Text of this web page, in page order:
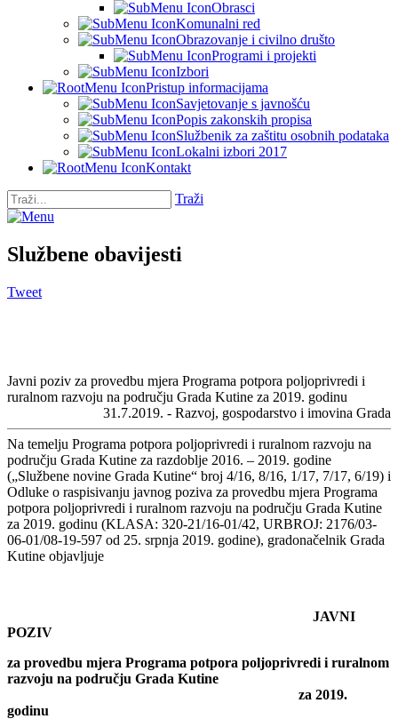
Obrasci
Komunalni red
Obrazovanje i civilno društo
Programi i projekti
Izbori
Pristup informacijama
Savjetovanje s javnošću
Popis zakonskih propisa
Službenik za zaštitu osobnih podataka
Lokalni izbori 2017
Kontakt
Traži
Službene obavijesti
Tweet
Javni poziv za provedbu mjera Programa potpora poljoprivredi i
ruralnom razvoju na području Grada Kutine za 2019. godinu
31.7.2019. - Razvoj, gospodarstvo i imovina Grada
Na temelju Programa potpora poljoprivredi i ruralnom razvoju na
području Grada Kutine za razdoblje 2016. – 2019. godine
(„Službene novine Grada Kutine“ broj 4/16, 8/16, 1/17, 7/17, 6/19) i
Odluke o raspisivanju javnog poziva za provedbu mjera Programa
potpora poljoprivredi i ruralnom razvoju na području Grada Kutine
za 2019. godinu (KLASA: 320-21/16-01/42, URBROJ: 2176/03-
06-01/08-19-597 od 25. srpnja 2019. godine), gradonačelnik Grada
Kutine objavljuje
JAVNI
POZIV
za provedbu mjera Programa potpora poljoprivredi i ruralnom
razvoju na području Grada Kutine
za 2019.
godinu